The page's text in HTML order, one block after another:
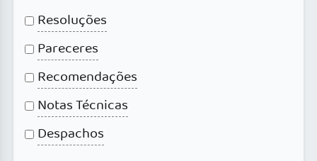
Resoluções
Pareceres
Recomendações
Notas Técnicas
Despachos